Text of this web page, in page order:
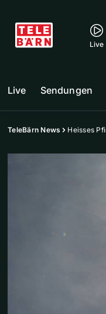
Live
Live Sendungen
TeleBärn News Heisses